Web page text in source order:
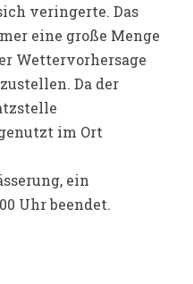
veringerte. Das
eine große Menge
Wettervorhersage
Da der
im Ort
ein
Uhr beendet.